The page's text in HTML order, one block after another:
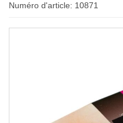
Numéro d'article: 10871